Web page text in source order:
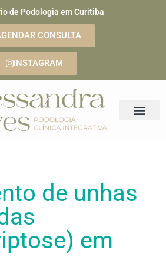
de Podologia em Curitiba
CONSULTA
INSTAGRAM
de unhas
em